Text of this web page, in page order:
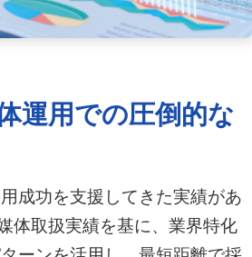
運用での圧倒的な
成功を支援してきた実績があ
体取扱実績を基に、業界特化